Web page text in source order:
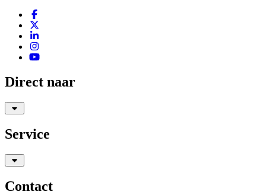
Direct naar
Service
Contact